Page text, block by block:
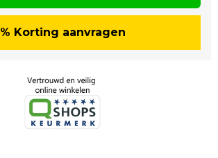
% Korting aanvragen